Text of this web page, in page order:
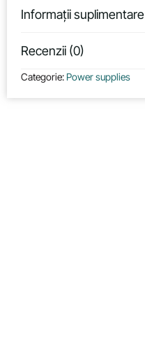
Informații suplimentare
Recenzii (0)
Categorie: Power supplies